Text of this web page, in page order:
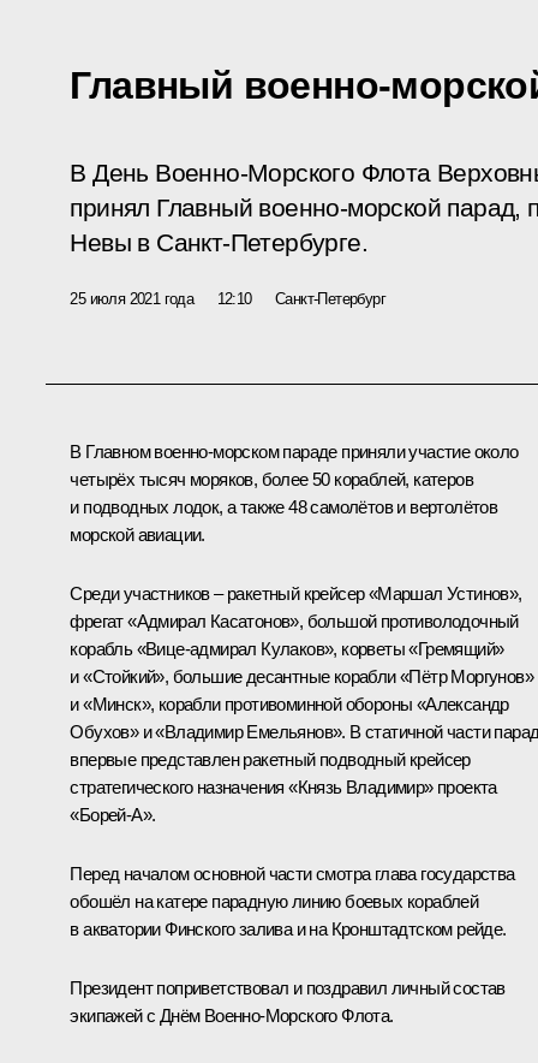
Главный военно-
В День Военно-Морского Флота
принял Главный военно-морской парад,
Невы в Санкт-Петербурге.
25 июля 2021 года 12:10 Санкт-Петербург
В Главном военно-морском параде приняли участие около
четырёх тысяч моряков, более 50 кораблей, катеров
и подводных лодок, а также 48 самолётов и вертолётов
морской авиации.
Среди участников – ракетный крейсер «Маршал Устинов»,
фрегат «Адмирал Касатонов», большой противолодочный
корабль «Вице-адмирал Кулаков», корветы «Гремящий»
и «Стойкий», большие десантные корабли «Пётр Моргунов»
и «Минск», корабли противоминной обороны «Александр
Обухов» и «Владимир Емельянов». В статичной части
впервые представлен ракетный подводный крейсер
стратегического назначения «Князь Владимир» проекта
«Борей-А».
Перед началом основной части смотра глава государства
обошёл на катере парадную линию боевых кораблей
в акватории Финского залива и на Кронштадтском рейде.
Президент поприветствовал и поздравил личный состав
экипажей с Днём Военно-Морского Флота.